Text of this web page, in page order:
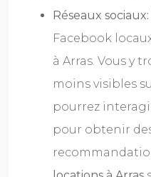
Réseaux sociaux:
Facebook
à Arras. Vous y
moins visibles
pourrez
pour obtenir